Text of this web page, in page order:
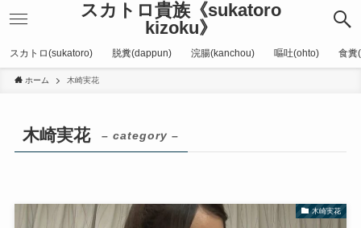
スカトロ貴族《sukatoro
kizoku》
スカトロ(sukatoro) 脱糞(dappun) 浣腸(kanchou) 嘔吐(ohto) 食糞
ホーム 木崎実花
木崎実花 – category –
木崎実花